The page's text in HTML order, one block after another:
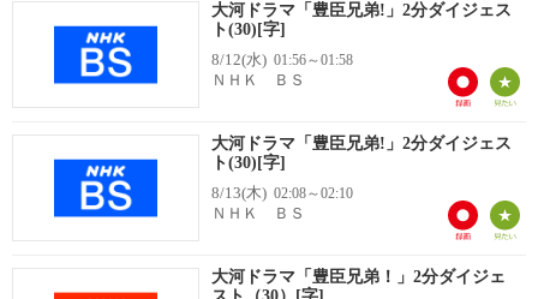
大河ドラマ「豊臣兄弟!」2分ダイジェス
ト(30)[字]
8/12(水) 01:56～01:58
ＮＨＫ ＢＳ
大河ドラマ「豊臣兄弟!」2分ダイジェス
ト(30)[字]
8/13(木) 02:08～02:10
ＮＨＫ ＢＳ
大河ドラマ「豊臣兄弟！」2分ダイジェ